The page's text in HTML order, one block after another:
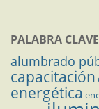
PALABRA CLAVE
alumbrado
capacitación
energética